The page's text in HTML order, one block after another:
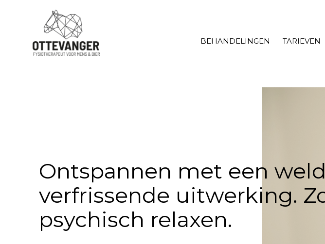
BEHANDELINGEN TARIEVEN
Ontspannen met een
verfrissende uitwerking.
psychisch relaxen.